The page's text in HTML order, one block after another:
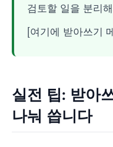
검토할 일을 분리
[여기에 받아쓰기
실전 팁: 받아
나눠 씁니다